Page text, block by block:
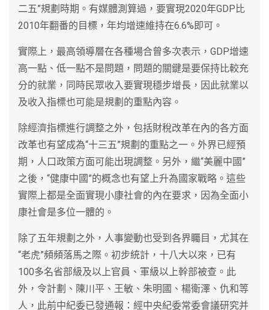
二五”規劃時期。有媒體測算過，要實現2020年GDP比
2010年翻番的目標，年均增速維持在6.6%即可。
實際上，最高領導層在各種場合曾多次表示，GDP增速
高一點、低一點不是問題，問題的關鍵是要保持比較充
分的就業，同時民眾收入要實現穩步增長，因此就業以
及收入指標也可能是規劃的重點內容。
除經濟指標進行調整之外，包括財稅改革在內的各方面
改革也有望成為“十三五”規劃的重點之一。外界已經預
期，人口政策方面可能出現調整。另外，繼“美麗中國”
之後，“健康中國”的概念也有望上升為國家戰略。這些
實際上都是全面實現小康社會的內在要求，因為全面小
康社會是多位一體的。
除了五年規劃之外，人事變動也受到各界矚目，尤其在
“老虎”頻頻落馬之際。初步統計，十八大以來，已有
100多名省部級及以上官員、軍級以上幹部被查。此
外，令計劃、陳川平、王敏、朱明國、楊衛澤、仇和等
人，此前中紀委已發通報：經中央紀委常委會議研究并